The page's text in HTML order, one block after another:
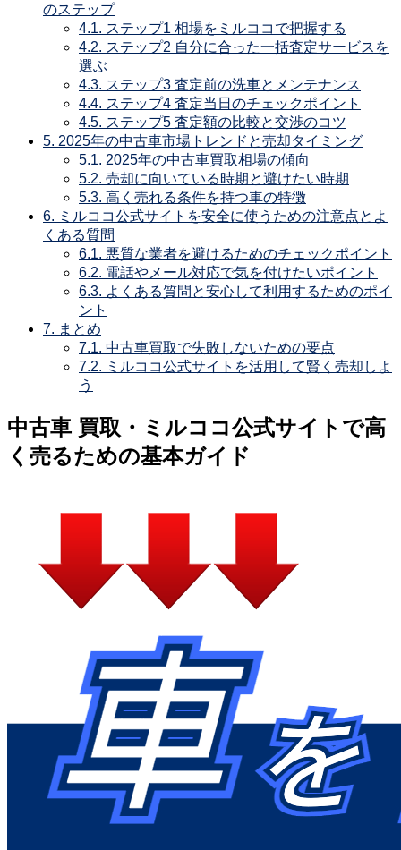
のステップ
4.1. ステップ1 相場をミルココで把握する
4.2. ステップ2 自分に合った一括査定サービスを
選ぶ
4.3. ステップ3 査定前の洗車とメンテナンス
4.4. ステップ4 査定当日のチェックポイント
4.5. ステップ5 査定額の比較と交渉のコツ
5. 2025年の中古車市場トレンドと売却タイミング
5.1. 2025年の中古車買取相場の傾向
5.2. 売却に向いている時期と避けたい時期
5.3. 高く売れる条件を持つ車の特徴
6. ミルココ公式サイトを安全に使うための注意点とよ
くある質問
6.1. 悪質な業者を避けるためのチェックポイント
6.2. 電話やメール対応で気を付けたいポイント
6.3. よくある質問と安心して利用するためのポイ
ント
7. まとめ
7.1. 中古車買取で失敗しないための要点
7.2. ミルココ公式サイトを活用して賢く売却しよ
う
中古車 買取・ミルココ公式サイトで高
く売るための基本ガイド